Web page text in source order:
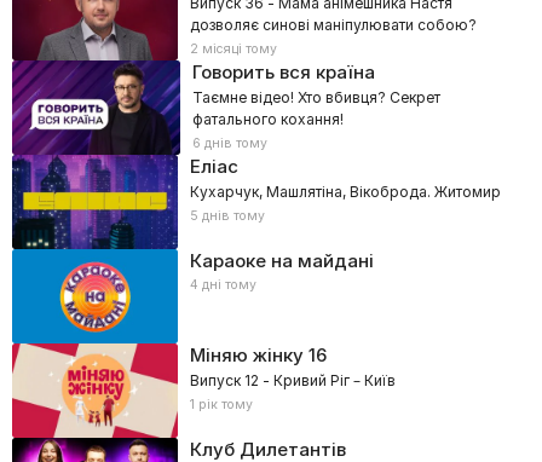
дозволяє синові маніпулювати собою?
2 місяці тому
Говорить вся країна
Таємне відео! Хто вбивця? Секрет
фатального кохання!
6 днів тому
Еліас
Кухарчук, Машлятіна, Вікоброда. Житомир
5 днів тому
Караоке на майдані
4 дні тому
Міняю жінку16
Випуск 12 - Кривий Ріг – Київ
1 рік тому
Клуб Дилетантів